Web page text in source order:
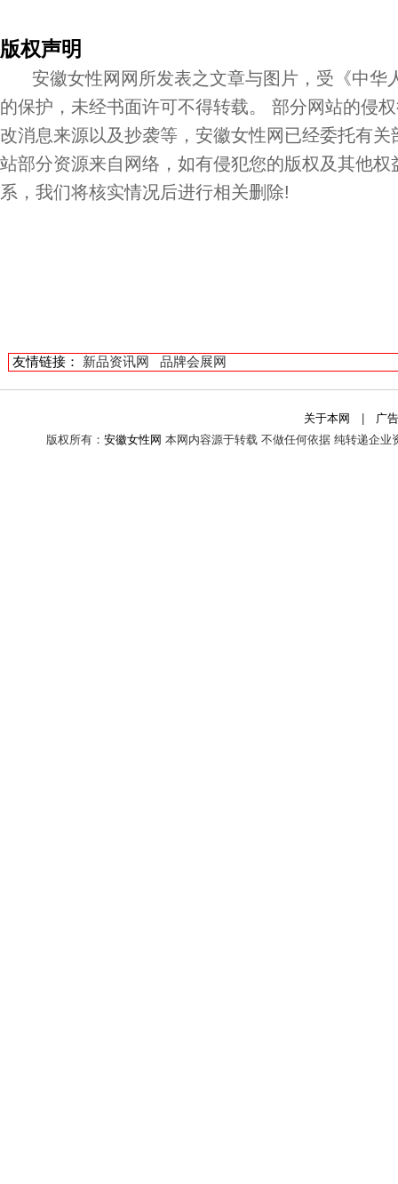
版权声明
安徽女性网网所发表之文章与图片，受《中华
的保护，未经书面许可不得转载。 部分网站的侵
改消息来源以及抄袭等，安徽女性网已经委托有
站部分资源来自网络，如有侵犯您的版权及其他权
系，我们将核实情况后进行相关删除!
友情链接： 新品资讯网 品牌会展网
关于本网
广
版权所有： 安徽女性网 本网内容源于转载 不做任何依据 纯转递企